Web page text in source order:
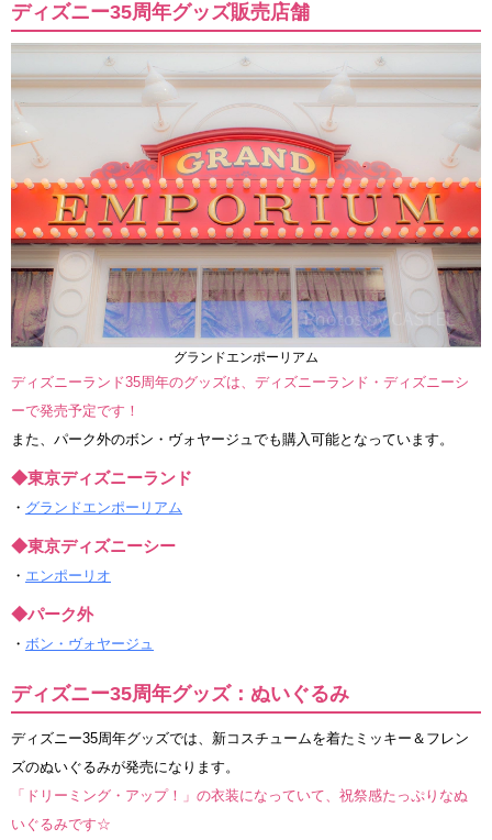
ディズニー35周年グッズ販売店舗
グランドエンポーリアム
ディズニーランド35周年のグッズは、ディズニーランド・ディズニーシ
ーで発売予定です！
また、パーク外のボン・ヴォヤージュでも購入可能となっています。
◆東京ディズニーランド
・ グランドエンポーリアム
◆東京ディズニーシー
・ エンポーリオ
◆パーク外
・ ボン・ヴォヤージュ
ディズニー35周年グッズ：ぬいぐるみ
ディズニー35周年グッズでは、新コスチュームを着たミッキー＆フレン
ズのぬいぐるみが発売になります。
「ドリーミング・アップ！」の衣装になっていて、祝祭感たっぷりなぬ
いぐるみです☆